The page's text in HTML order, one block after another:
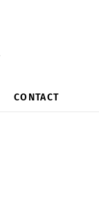
CONTACT